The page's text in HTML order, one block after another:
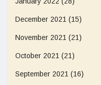
December 2021 (15)
November 2021 (21)
October 2021 (21)
September 2021 (16)